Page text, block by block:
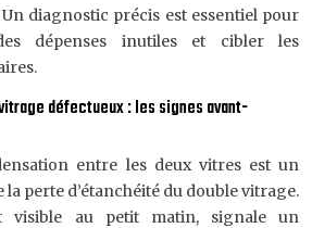
diagnostic précis est essentiel pour
dépenses inutiles et cibler les
défectueux : les signes avant-
entre les deux vitres est un
perte d’étanchéité du double vitrage.
visible au petit matin, signale un